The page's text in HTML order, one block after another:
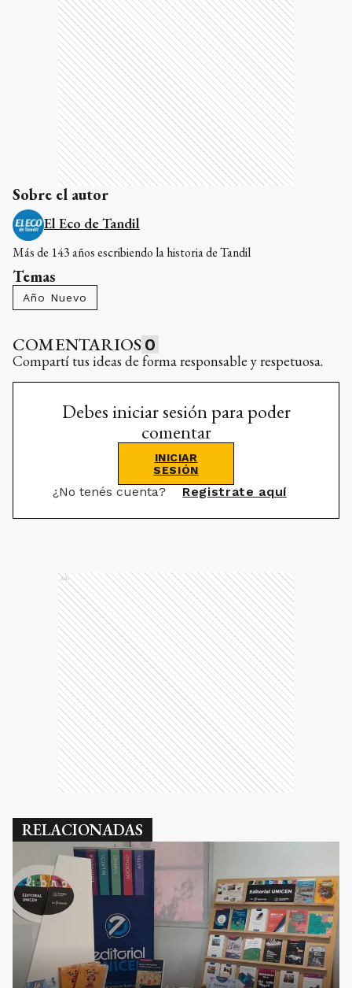
Sobre el autor
El Eco de Tandil
Más de 143 años escribiendo la historia de Tandil
Temas
Año Nuevo
COMENTARIOS 0
Compartí tus ideas de forma responsable y respetuosa.
Debes iniciar sesión para poder
comentar
INICIAR
SESIÓN
¿No tenés cuenta? Registrate aquí
Ads
RELACIONADAS